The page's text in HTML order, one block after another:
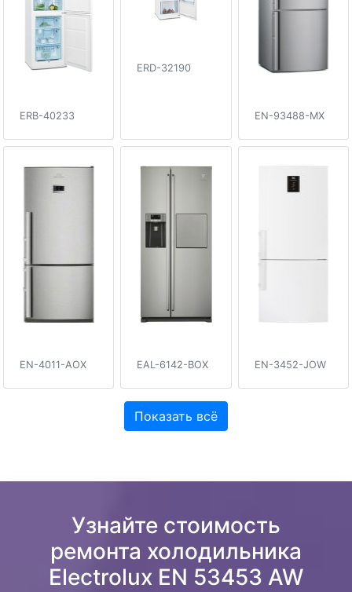
ERB-40233
ERD-32190
EN-93488-MX
EN-4011-AOX EAL-6142-BOX EN-3452-JOW
Показать всё
Узнайте стоимость
ремонта холодильника
Electrolux EN 53453 AW